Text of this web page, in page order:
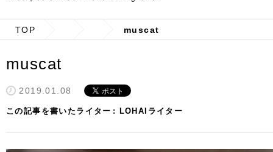
TOP muscat
muscat
2019.01.08
この記事を書いたライター LOHAIライター